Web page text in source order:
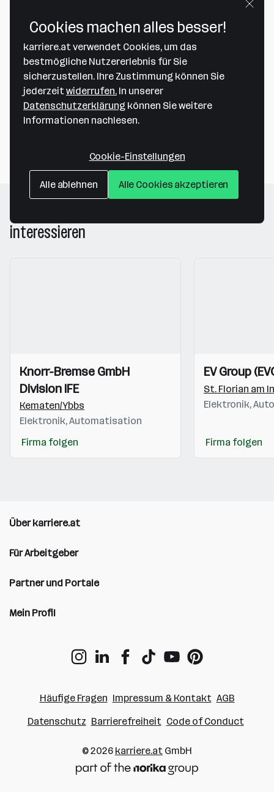
Map data ©2026 Google
LavNet Telekom GmbH
St. Michaeler Straße 2
9400 Wolfsberg— Route berechnen
Webseite
interessieren
Videos
Einblicke
Einblicke
Knorr-Bremse GmbH
Division IFE
Kematen/Ybbs
Elektronik, Automatisation
Firma folgen
Videos
Einblicke
Einblicke
EV Group
St. Florian am
Elektronik,
Firma folgen
Über karriere.at
Für Arbeitgeber
Partner und Portale
Mein Profil
Häufige Fragen Impressum & Kontakt AGB
Datenschutz Barrierefreiheit Code of Conduct
© 2026 karriere.at GmbH
Cookies machen alles besser!
karriere.at verwendet Cookies, um das
bestmögliche Nutzererlebnis für Sie
sicherzustellen. Ihre Zustimmung können Sie
jederzeit widerrufen. In unserer
Datenschutzerklärung können Sie weitere
Informationen nachlesen.
Cookie-Einstellungen
Alle ablehnen Alle Cookies akzeptieren